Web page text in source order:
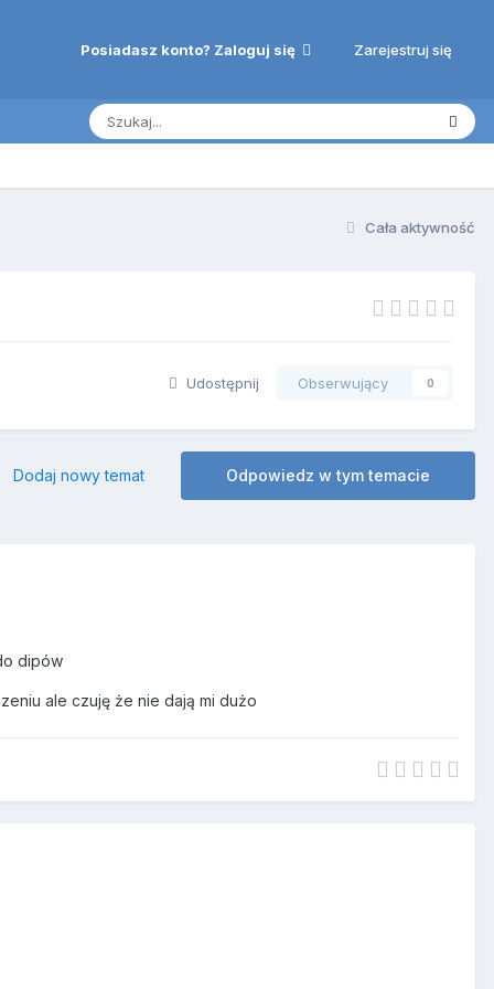
Posiadasz konto? Zaloguj się Zarejestruj się
Cała aktywność
Udostępnij Obserwujący 0
Odpowiedz w tym temacie
Dodaj nowy temat
dipów
ale czuję że nie dają mi dużo